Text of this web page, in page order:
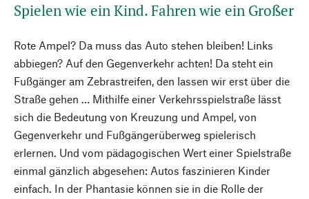
Spielen wie ein Kind. Fahren wie ein Großer
Rote Ampel? Da muss das Auto stehen bleiben! Links
abbiegen? Auf den Gegenverkehr achten! Da steht ein
Fußgänger am Zebrastreifen, den lassen wir erst über die
Straße gehen … Mithilfe einer Verkehrsspielstraße lässt
sich die Bedeutung von Kreuzung und Ampel, von
Gegenverkehr und Fußgängerüberweg spielerisch
erlernen. Und vom pädagogischen Wert einer Spielstraße
einmal gänzlich abgesehen: Autos faszinieren Kinder
einfach. In der Phantasie können sie in die Rolle der